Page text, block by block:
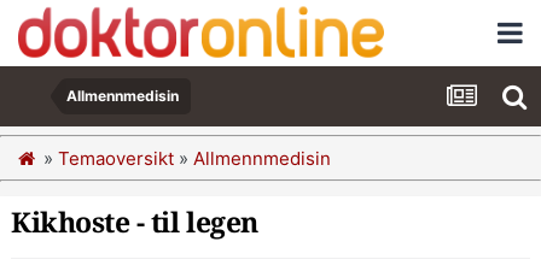
Allmennmedisin
» Temaoversikt » Allmennmedisin
Kikhoste - til legen